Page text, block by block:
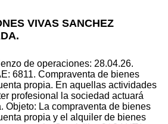
VIVAS SANCHEZ
de operaciones: 28.04.26.
6811. Compraventa de bienes
propia. En aquellas actividades
profesional la sociedad actuará
Objeto: La compraventa de bienes
propia y el alquiler de bienes